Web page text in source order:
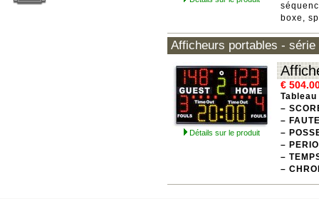
boxe,
Afficheurs portables - série
Détails sur le produit
€
–
–
–
–
–
–